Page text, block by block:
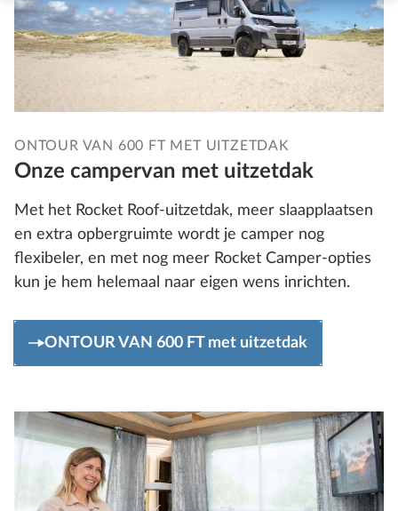
ONTOUR VAN 600 FT MET UITZETDAK
Onze campervan met uitzetdak
Met het Rocket Roof-uitzetdak, meer slaapplaatsen
en extra opbergruimte wordt je camper nog
flexibeler, en met nog meer Rocket Camper-opties
kun je hem helemaal naar eigen wens inrichten.
ONTOUR VAN 600 FT met uitzetdak